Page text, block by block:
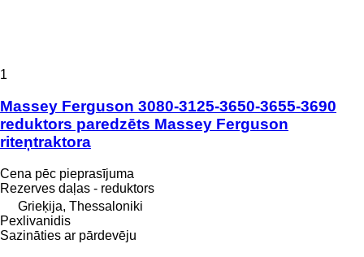
1
Massey Ferguson 3080-3125-3650-3655-3690
reduktors paredzēts Massey Ferguson
riteņtraktora
Cena pēc pieprasījuma
Rezerves daļas - reduktors
Grieķija, Thessaloniki
Pexlivanidis
Sazināties ar pārdevēju